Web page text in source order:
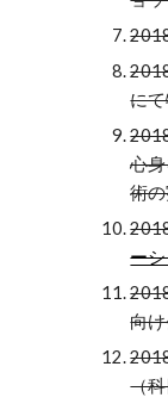
に
心
術
ー
向
（